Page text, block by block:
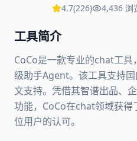
4.7(226) 4,436 浏
工具简介
CoCo是一款专业的chat工
级助手Agent。该工具支持
文支持。凭借其智谱出品、
功能，CoCo在chat领域获
位用户的认可。